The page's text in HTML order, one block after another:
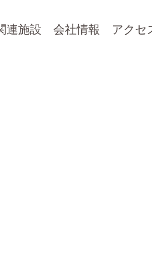
連施設 会社情報 アクセ